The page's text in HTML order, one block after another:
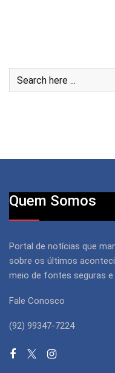
Quem Somos
Portal de notícias que
sobre os últimos
meio de fontes seguras e
Fale Conosco
(92) 99347-7224